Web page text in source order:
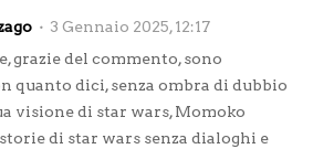
3 Gennaio 2025, 12:17
grazie del commento, sono
quanto dici, senza ombra di dubbio
visione di star wars, Momoko
di star wars senza dialoghi e